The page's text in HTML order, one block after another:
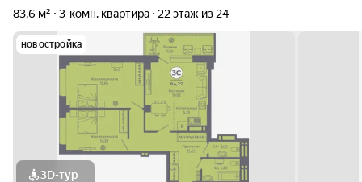
83,6 м²
3-комн. квартира 22 этаж из 24
новостройка
3D-тур